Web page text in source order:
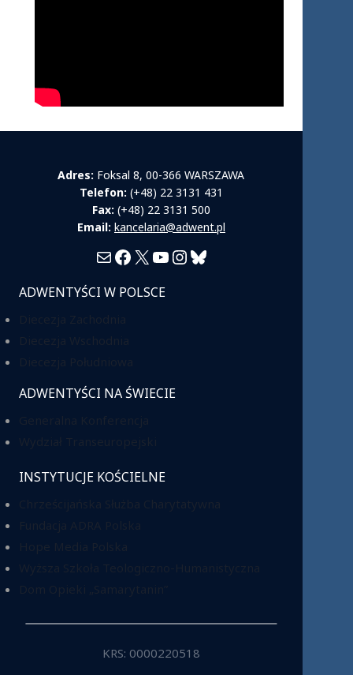
Adres: Foksal 8, 00-366 WARSZAWA
Telefon: (+48) 22 3131 431
Fax: (+48) 22 3131 500
Email: kancelaria@adwent.pl
MailFacebook
X YouTube
Instagram
Bluesky
ADWENTYŚCI W POLSCE
ADWENTYŚCI NA ŚWIECIE
INSTYTUCJE KOŚCIELNE
KRS: 0000220518